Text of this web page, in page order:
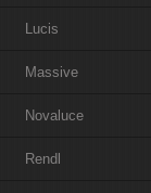
Lucis
Massive
Novaluce
Rendl